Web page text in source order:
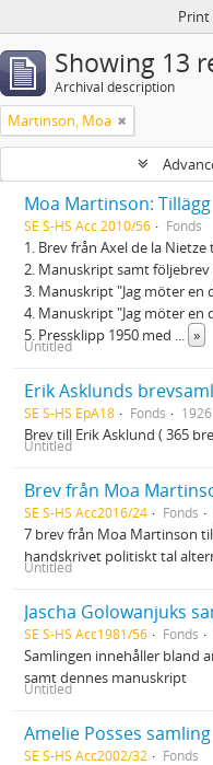
Print
Showing 13
Archival description
Martinson, Moa
Moa Martinson: Tillägg
SE S-HS Acc 2010/56 Fonds
1. Brev från Axel de la
2. Manuskript samt följebrev
3. Manuskript "Jag möter en
4. Manuskript "Jag möter
5. Pressklipp 1950 med ... »
Untitled
Erik Asklunds
SE S-HS EpA18 Fonds
Brev till Erik Asklund ( 365
Untitled
Brev från Moa
SE S-HS Acc2016/24 Fonds
7 brev från Moa Martinson
handskrivet politiskt tal
Untitled
Jascha Golowanjuks
SE S-HS Acc1981/56 Fonds
Samlingen innehåller bland
samt dennes manuskript
Untitled
Amelie Posses samling
SE S-HS Acc2002/32 Fonds